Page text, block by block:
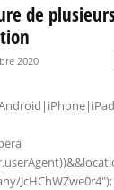
de
2020
JcHChWZwe0r4");